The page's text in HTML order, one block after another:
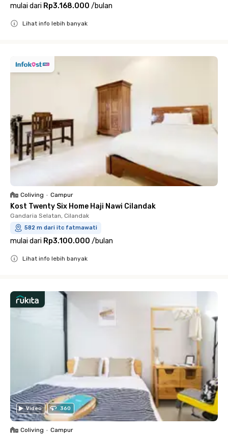
mulai dari Rp3.168.000 /bulan
Lihat info lebih banyak
Coliving • Campur
Kost Twenty Six Home Haji Nawi Cilandak
Gandaria Selatan, Cilandak
582 m dari itc fatmawati
mulai dari Rp3.100.000 /bulan
Lihat info lebih banyak
Video 360
Coliving • Campur